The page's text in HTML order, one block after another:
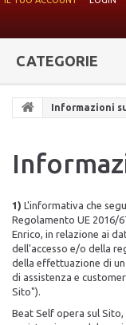
CATEGORIE
Informazioni
1) L'informativa che
Regolamento UE 2016/
Enrico, in relazione ai
dell'accesso e/o della
della effettuazione di
di assistenza e
Sito").
Beat Self opera sul